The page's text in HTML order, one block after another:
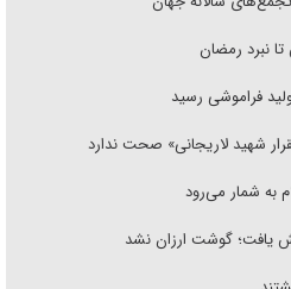
نبرد رمضان
فراموشی رسید
شهید لاریجانی» صحت ندارد
به شمار می‌رود